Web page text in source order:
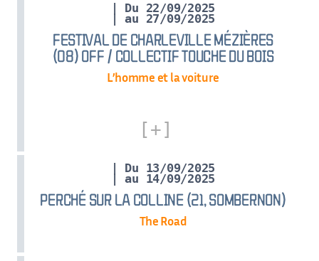
| Du 22/09/2025
FESTIVAL DE CHARLEVILLE MÉZIÈRES
(08) OFF / COLLECTIF TOUCHE DU BOIS
| au 27/09/2025
L’homme et la voiture
| Du 13/09/2025
PERCHÉ SUR LA COLLINE (21, SOMBERNON)
| au 14/09/2025
The Road